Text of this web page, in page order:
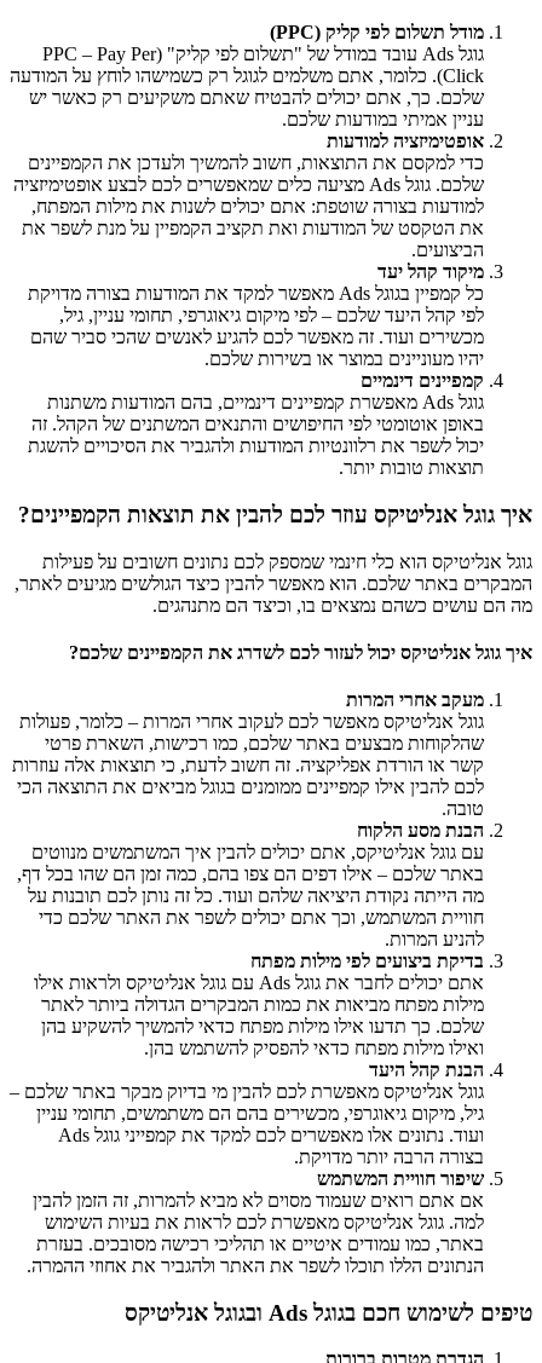
מודל תשלום לפי קליק (PPC)
גוגל Ads עובד במודל של "תשלום לפי קליק" (PPC – Pay Per
Click). כלומר, אתם משלמים לגוגל רק כשמישהו לוחץ על המודעה
שלכם. כך, אתם יכולים להבטיח שאתם משקיעים רק כאשר יש
עניין אמיתי במודעות שלכם.
אופטימיזציה למודעות
כדי למקסם את התוצאות, חשוב להמשיך ולעדכן את הקמפיינים
שלכם. גוגל Ads מציעה כלים שמאפשרים לכם לבצע אופטימיזציה
למודעות בצורה שוטפת: אתם יכולים לשנות את מילות המפתח,
את הטקסט של המודעות ואת תקציב הקמפיין על מנת לשפר את
הביצועים.
מיקוד קהל יעד
כל קמפיין בגוגל Ads מאפשר למקד את המודעות בצורה מדויקת
לפי קהל היעד שלכם – לפי מיקום גיאוגרפי, תחומי עניין, גיל,
מכשירים ועוד. זה מאפשר לכם להגיע לאנשים שהכי סביר שהם
יהיו מעוניינים במוצר או בשירות שלכם.
קמפיינים דינמיים
גוגל Ads מאפשרת קמפיינים דינמיים, בהם המודעות משתנות
באופן אוטומטי לפי החיפושים והתנאים המשתנים של הקהל. זה
יכול לשפר את רלוונטיות המודעות ולהגביר את הסיכויים להשגת
תוצאות טובות יותר.
איך גוגל אנליטיקס עוזר לכם להבין את תוצאות הקמפיינים?
גוגל אנליטיקס הוא כלי חינמי שמספק לכם נתונים חשובים על פעילות
המבקרים באתר שלכם. הוא מאפשר להבין כיצד הגולשים מגיעים לאתר,
מה הם עושים כשהם נמצאים בו, וכיצד הם מתנהגים.
איך גוגל אנליטיקס יכול לעזור לכם לשדרג את הקמפיינים שלכם?
מעקב אחרי המרות
גוגל אנליטיקס מאפשר לכם לעקוב אחרי המרות – כלומר, פעולות
שהלקוחות מבצעים באתר שלכם, כמו רכישות, השארת פרטי
קשר או הורדת אפליקציה. זה חשוב לדעת, כי תוצאות אלה עוזרות
לכם להבין אילו קמפיינים ממומנים בגוגל מביאים את התוצאה הכי
טובה.
הבנת מסע הלקוח
עם גוגל אנליטיקס, אתם יכולים להבין איך המשתמשים מנווטים
באתר שלכם – אילו דפים הם צפו בהם, כמה זמן הם שהו בכל דף,
מה הייתה נקודת היציאה שלהם ועוד. כל זה נותן לכם תובנות על
חוויית המשתמש, וכך אתם יכולים לשפר את האתר שלכם כדי
להניע המרות.
בדיקת ביצועים לפי מילות מפתח
אתם יכולים לחבר את גוגל Ads עם גוגל אנליטיקס ולראות אילו
מילות מפתח מביאות את כמות המבקרים הגדולה ביותר לאתר
שלכם. כך תדעו אילו מילות מפתח כדאי להמשיך להשקיע בהן
ואילו מילות מפתח כדאי להפסיק להשתמש בהן.
הבנת קהל היעד
גוגל אנליטיקס מאפשרת לכם להבין מי בדיוק מבקר באתר שלכם –
גיל, מיקום גיאוגרפי, מכשירים בהם הם משתמשים, תחומי עניין
ועוד. נתונים אלו מאפשרים לכם למקד את קמפייני גוגל Ads
בצורה הרבה יותר מדויקת.
שיפור חוויית המשתמש
אם אתם רואים שעמוד מסוים לא מביא להמרות, זה הזמן להבין
למה. גוגל אנליטיקס מאפשרת לכם לראות את בעיות השימוש
באתר, כמו עמודים איטיים או תהליכי רכישה מסובכים. בעזרת
הנתונים הללו תוכלו לשפר את האתר ולהגביר את אחוזי ההמרה.
טיפים לשימוש חכם בגוגל Ads ובגוגל אנליטיקס